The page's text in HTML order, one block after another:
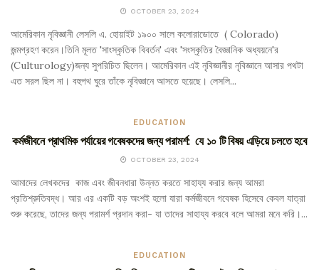
OCTOBER 23, 2024
আমেরিকান নৃবিজ্ঞানী লেসলি এ. হোয়াইট ১৯০০ সালে কলোরাডোতে ( Colorado)
জন্মগ্রহণ করেন।তিনি মূলত 'সাংস্কৃতিক বিবর্তন' এবং 'সংস্কৃতির বৈজ্ঞানিক অধ্যয়নে'র
(Culturology)জন্য সুপরিচিত ছিলেন। আমেরিকান এই নৃবিজ্ঞানীর নৃবিজ্ঞানে আসার পথটা
এত সরল ছিল না। বহুপথ ঘুরে তাঁকে নৃবিজ্ঞানে আসতে হয়েছে। লেসলি...
EDUCATION
কর্মজীবনে প্রাথমিক পর্যায়ের গবেষকদের জন্য পরামর্শ: যে ১০ টি বিষয় এড়িয়ে চলতে হবে
OCTOBER 23, 2024
আমাদের লেখকদের কাজ এবং জীবনধারা উন্নত করতে সাহায্য করার জন্য আমরা
প্রতিশ্রুতিবদ্ধ। আর এর একটি বড় অংশই হলো যারা কর্মজীবনে গবেষক হিসেবে কেবল যাত্রা
শুরু করেছে, তাদের জন্য পরামর্শ প্রদান করা- যা তাদের সাহায্য করবে বলে আমরা মনে করি।...
EDUCATION